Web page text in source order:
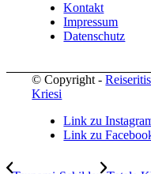
Kontakt
Impressum
Datenschutz
© Copyright -Reiseritis
Kriesi
Link zu
Link zu